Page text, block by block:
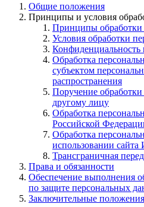
Общие положения
Принципы и условия
Принципы
Условия обработки
Обработка
субъектом
распространения
Поручение
другому лицу
Обработка
Российской
Обработка
использовании
Трансграничная
Права и обязанности
Обеспечение выполнения
по защите персональных
Заключительные положения